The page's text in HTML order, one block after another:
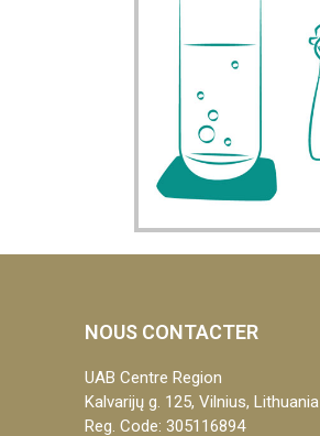
NOUS CONTACTER
UAB Centre Region
Kalvarijų g. 125, Vilnius, Lithuania
Reg. Code: 305116894